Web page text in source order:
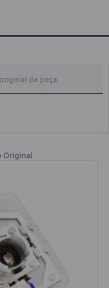
Original